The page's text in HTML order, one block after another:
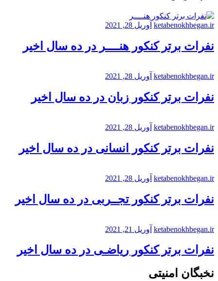
ketabenokhbegan.ir آوریل 28, 2021
نفرات برتر کنکور هنــــر در ده سال اخیر
ketabenokhbegan.ir آوریل 28, 2021
نفرات برتر کنکور زبان در ده سال اخیر
ketabenokhbegan.ir آوریل 28, 2021
نفرات برتر کنکور انسانی در ده سال اخیر
ketabenokhbegan.ir آوریل 28, 2021
نفرات برتر کنکور تجــربی در ده سال اخیر
ketabenokhbegan.ir آوریل 21, 2021
نفرات برتر کنکور ریاضـی در ده سال اخیر
نخبگان امنیتی